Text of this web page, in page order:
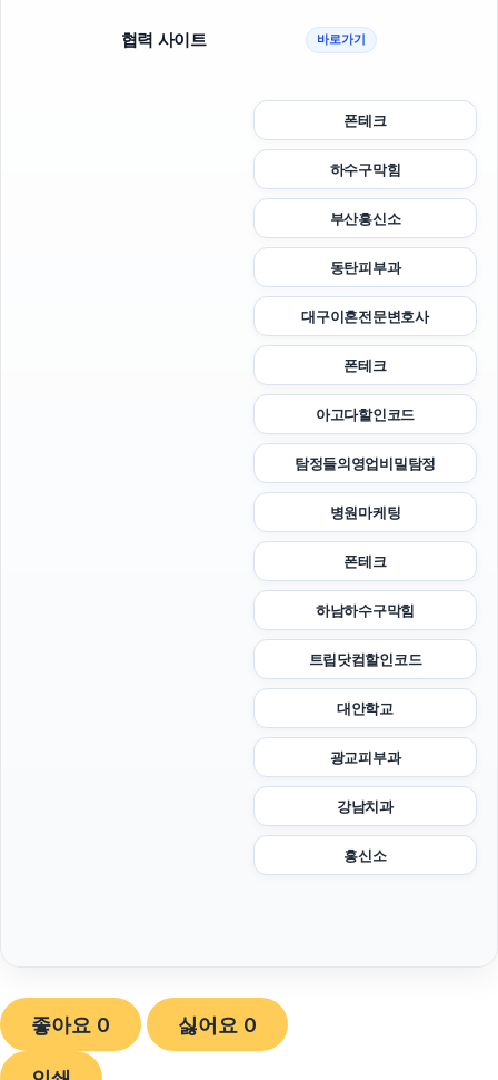
협력 사이트 바로가기
폰테크
하수구막힘
부산흥신소
동탄피부과
대구이혼전문변호사
폰테크
아고다할인코드
탐정들의영업비밀탐정
병원마케팅
폰테크
하남하수구막힘
트립닷컴할인코드
대안학교
광교피부과
강남치과
흥신소
좋아요 0 싫어요 0